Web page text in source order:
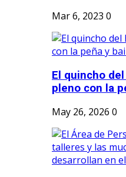
Mar 6, 2023 0
El quincho
pleno con la
May 26, 2026 0